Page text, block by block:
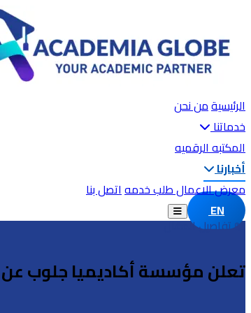
الرئيسيةمن نحن
خدماتنا
المكتبه الرقميه
أخبارنا
معرض الاعمالطلب خدمهاتصل بنا
EN
📖 تفاصيل المقال
تعلن مؤسسة أكاديميا جلوب عن